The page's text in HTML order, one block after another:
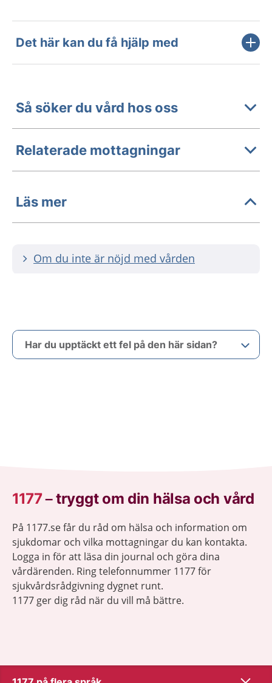
Det här kan du få hjälp med
Så söker du vård hos oss
Relaterade mottagningar
Läs mer
Om du inte är nöjd med vården
Har du upptäckt ett fel på den här sidan?
1177–tryggt om din hälsa och vård
På 1177.se får du råd om hälsa och information om
sjukdomar och vilka mottagningar du kan kontakta.
Logga in för att läsa din journal och göra dina
vårdärenden. Ring telefonnummer 1177 för
sjukvårdsrådgivning dygnet runt.
1177 ger dig råd när du vill må bättre.
Visa